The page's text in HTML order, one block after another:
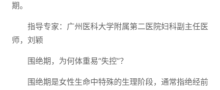
期。
指导专家：广州医科大学附属第二医院妇科副主任医
师，刘颖
围绝期，为何体重易“失控”？
围绝期是女性生命中特殊的生理阶段，通常指绝经前